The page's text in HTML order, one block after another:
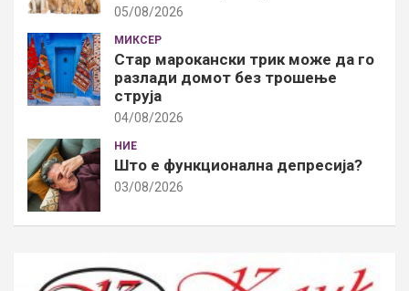
05/08/2026
МИКСЕР
Стар марокански трик може да го
разлади домот без трошење
струја
04/08/2026
НИЕ
Што е функционална депресија?
03/08/2026